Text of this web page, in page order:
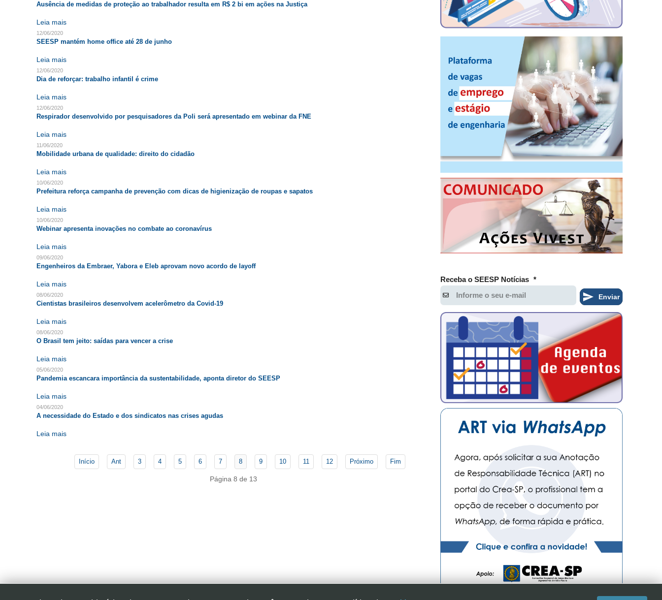
Ausência de medidas de proteção ao trabalhador resulta em R$ 2 bi em ações na Justiça
Leia mais
12/06/2020
SEESP mantém home office até 28 de junho
Leia mais
12/06/2020
Dia de reforçar: trabalho infantil é crime
Leia mais
12/06/2020
Respirador desenvolvido por pesquisadores da Poli será apresentado em webinar da FNE
Leia mais
11/06/2020
Mobilidade urbana de qualidade: direito do cidadão
Leia mais
10/06/2020
Prefeitura reforça campanha de prevenção com dicas de higienização de roupas e sapatos
Leia mais
10/06/2020
Webinar apresenta inovações no combate ao coronavírus
Leia mais
09/06/2020
Engenheiros da Embraer, Yabora e Eleb aprovam novo acordo de layoff
Leia mais
08/06/2020
Cientistas brasileiros desenvolvem acelerômetro da Covid-19
Leia mais
08/06/2020
O Brasil tem jeito: saídas para vencer a crise
Leia mais
05/06/2020
Pandemia escancara importância da sustentabilidade, aponta diretor do SEESP
Leia mais
04/06/2020
A necessidade do Estado e dos sindicatos nas crises agudas
Leia mais
Início Ant 3 4 5 6 7 8 9 10 11 12 Próximo Fim
Página 8 de 13
Receba o SEESP Notícias *
Enviar